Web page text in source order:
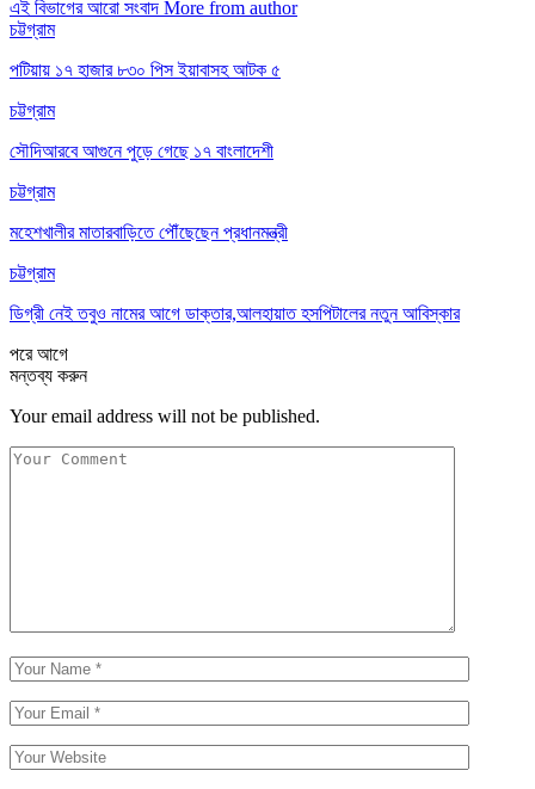
এই বিভাগের আরো সংবাদ More from author
চট্টগ্রাম
পটিয়ায় ১৭ হাজার ৮৩০ পিস ইয়াবাসহ আটক ৫
চট্টগ্রাম
সৌদিআরবে আগুনে পুড়ে গেছে ১৭ বাংলাদেশী
চট্টগ্রাম
মহেশখালীর মাতারবাড়িতে পৌঁছেছেন প্রধানমন্ত্রী
চট্টগ্রাম
ডিগ্রী নেই তবুও নামের আগে ডাক্তার,আলহায়াত হসপিটালের নতুন আবিস্কার
পরেআগে
মন্তব্য করুন
Your email address will not be published.